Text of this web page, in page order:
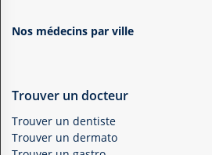
Nos médecins par ville
Trouver un docteur
Trouver un dentiste
Trouver un dermato